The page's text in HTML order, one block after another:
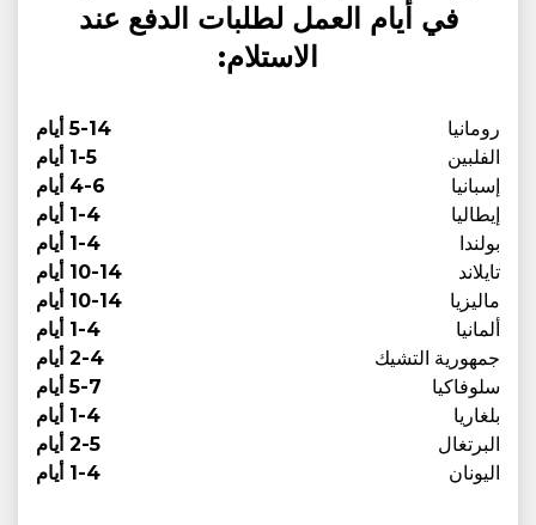
في أيام العمل لطلبات الدفع عند
الاستلام:
رومانيا
5-14 أيام
الفلبين
1-5 أيام
إسبانيا
4-6 أيام
إيطاليا
1-4 أيام
بولندا
1-4 أيام
تايلاند
10-14 أيام
ماليزيا
10-14 أيام
ألمانيا
1-4 أيام
جمهورية التشيك
2-4 أيام
سلوفاكيا
5-7 أيام
بلغاريا
1-4 أيام
البرتغال
2-5 أيام
اليونان
1-4 أيام